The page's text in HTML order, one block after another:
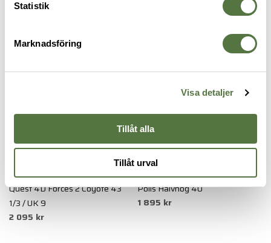
Statistik
Marknadsföring
Visa detaljer
Tillåt alla
Tillåt urval
KÄNGOR
SALOMON
Quest 4D Forces 2 Coyote 43
1/3 / UK 9
2 095 kr
2·BE
Polis Halvhög 40
1 895 kr